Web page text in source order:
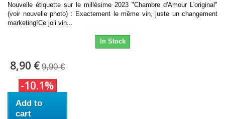
Nouvelle étiquette sur le millésime 2023 "Chambre d'Amour L'original"
(voir nouvelle photo) : Exactement le même vin, juste un changement
marketing!Ce joli vin...
In Stock
8,90 € 9,90 €
-10.1%
Add to
cart